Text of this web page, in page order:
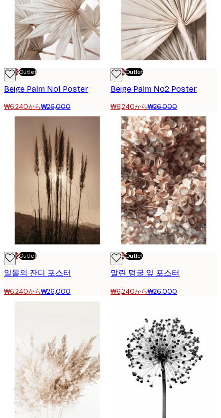
-70%Outlet
Beige Palm No1 Poster
₩6,240から₩26,000
-70%Outlet
Beige Palm No2 Poster
₩6,240から₩26,000
-70%Outlet
일몰의 잔디 포스터
₩6,240から₩26,000
-70%Outlet
말린 덩굴 잎 포스터
₩6,240から₩26,000